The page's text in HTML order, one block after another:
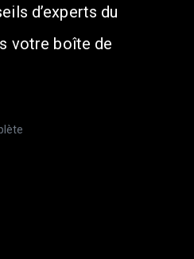
d’experts du
votre boîte de